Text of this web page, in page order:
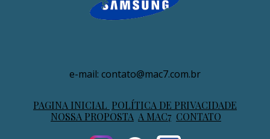
e-mail: contato@mac7.com.br
PAGINA INICIAL POLÍTICA DE PRIVACIDADE
NOSSA PROPOSTA A MAC7 CONTATO